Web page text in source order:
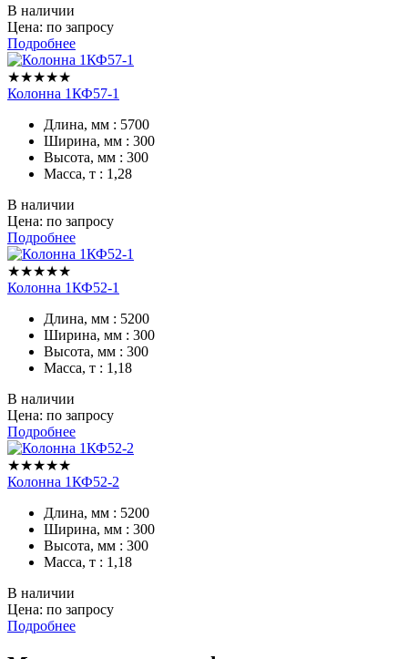
В наличии
Цена: по запросу
Подробнее
★★★★★
Колонна 1КФ57-1
Длина, мм : 5700
Ширина, мм : 300
Высота, мм : 300
Масса, т : 1,28
В наличии
Цена: по запросу
Подробнее
★★★★★
Колонна 1КФ52-1
Длина, мм : 5200
Ширина, мм : 300
Высота, мм : 300
Масса, т : 1,18
В наличии
Цена: по запросу
Подробнее
★★★★★
Колонна 1КФ52-2
Длина, мм : 5200
Ширина, мм : 300
Высота, мм : 300
Масса, т : 1,18
В наличии
Цена: по запросу
Подробнее